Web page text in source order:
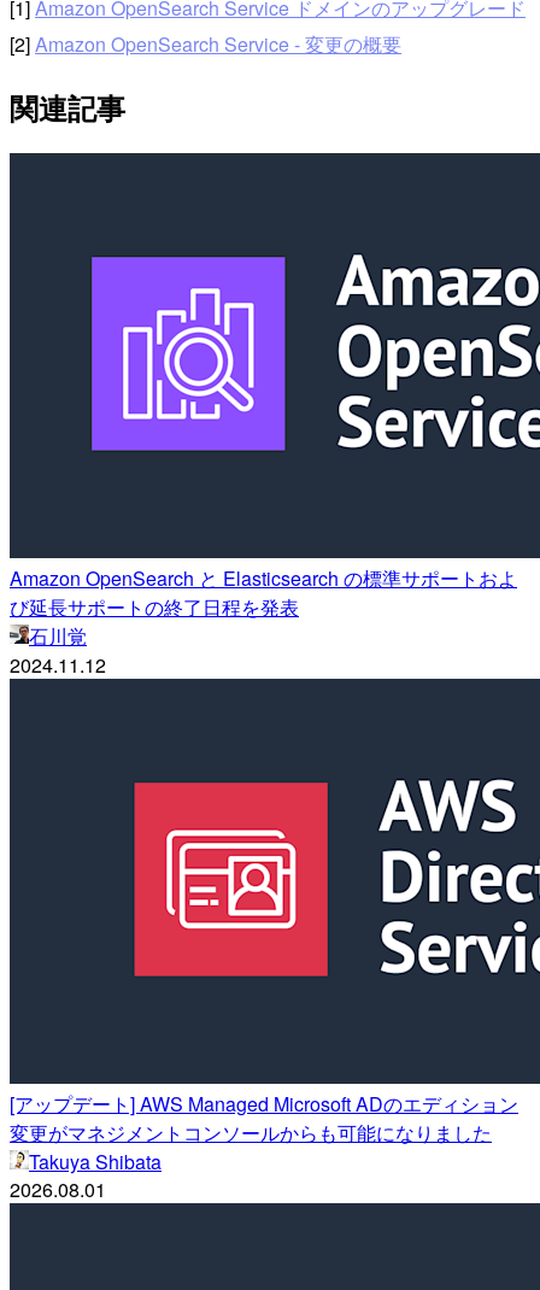
[1]Amazon OpenSearch Service ドメインのアップグレード
[2]Amazon OpenSearch Service - 変更の概要
関連記事
Amazon OpenSearch と Elasticsearch の標準サポートおよ
び延長サポートの終了日程を発表
石川覚
2024.11.12
[アップデート] AWS Managed Microsoft ADのエディション
変更がマネジメントコンソールからも可能になりました
Takuya Shibata
2026.08.01